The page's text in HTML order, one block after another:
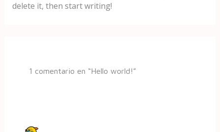
delete it, then start writing!
1 comentario en “Hello world!”